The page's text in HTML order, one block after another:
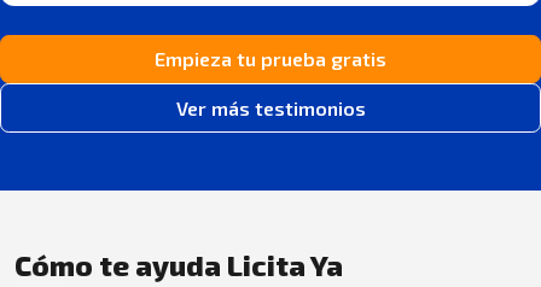
Empieza tu prueba gratis
Ver más testimonios
Cómo te ayuda Licita Ya